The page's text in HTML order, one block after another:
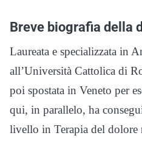
Breve biografia della
Laureata e specializzata in
all’Università Cattolica di
poi spostata in Veneto per
qui, in parallelo, ha
livello in Terapia del dolore